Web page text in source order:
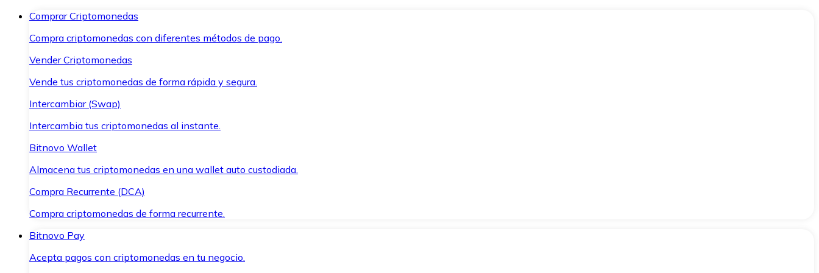
Comprar Criptomonedas
Compra criptomonedas con diferentes métodos de pago.
Vender Criptomonedas
Vende tus criptomonedas de forma rápida y segura.
Intercambiar (Swap)
Intercambia tus criptomonedas al instante.
Bitnovo Wallet
Almacena tus criptomonedas en una wallet auto custodiada.
Compra Recurrente (DCA)
Compra criptomonedas de forma recurrente.
Bitnovo Pay
Acepta pagos con criptomonedas en tu negocio.